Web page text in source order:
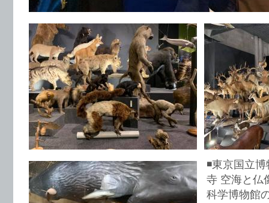
◾️東京国立
寺 空海と仏
科学博物館